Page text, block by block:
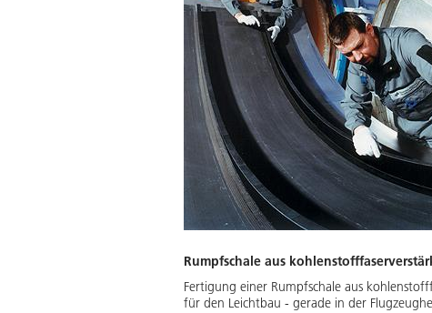
Rumpfschale aus
Fertigung einer Rumpfschale aus
für den Leichtbau - gerade in der